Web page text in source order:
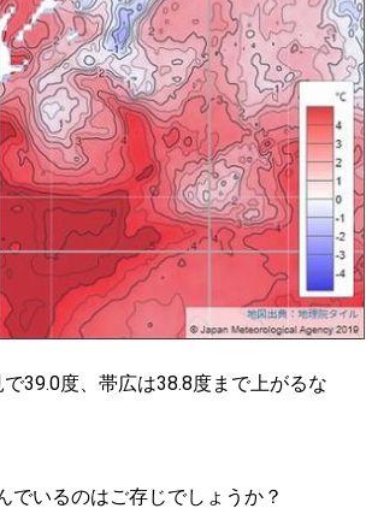
39.0度、帯広は38.8度まで上がるな
でいるのはご存じでしょうか？